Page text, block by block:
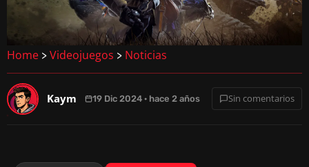
Home > Videojuegos > Noticias
Kaym 19 Dic 2024 · hace 2 años Sin comentarios